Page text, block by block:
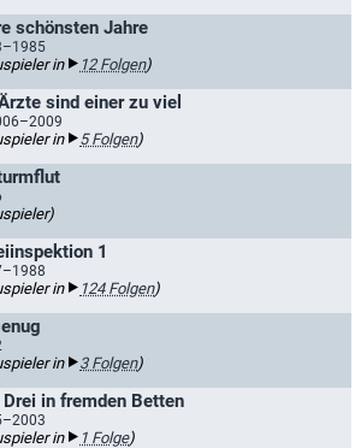
schönsten Jahre
in 12 Folgen)
sind einer zu viel
in 5 Folgen)
1
in 124 Folgen)
in 3 Folgen)
in fremden Betten
in 1 Folge)